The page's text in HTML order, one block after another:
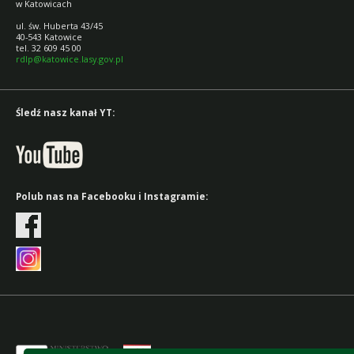
w Katowicach
ul. św. Huberta 43/45
40-543 Katowice
tel. 32 609 45 00
rdlp@katowice.lasy.gov.pl
Śledź nasz kanał YT:
Polub nas na Facebooku i Instagramie: